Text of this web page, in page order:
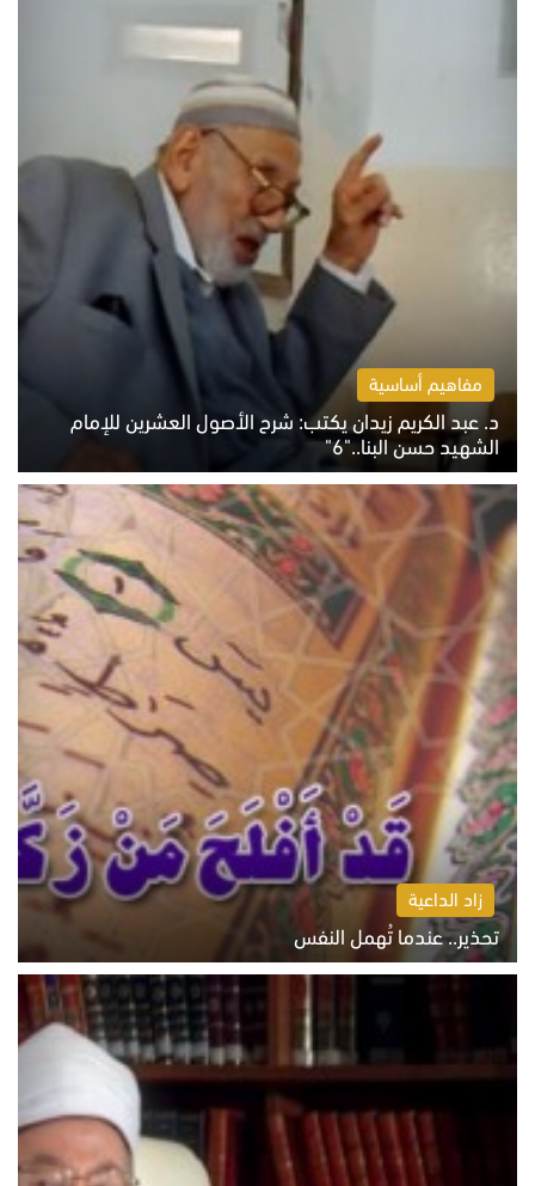
مفاهيم أساسية
د. عبد الكريم زيدان يكتب: شرح الأصول العشرين للإمام
الشهيد حسن البنا.."6"
الاثنين 10 أغسطس 2026 10:48 ص
زاد الداعية
تحذير.. عندما تُهمل النفس
الاثنين 10 أغسطس 2026 11:11 ص